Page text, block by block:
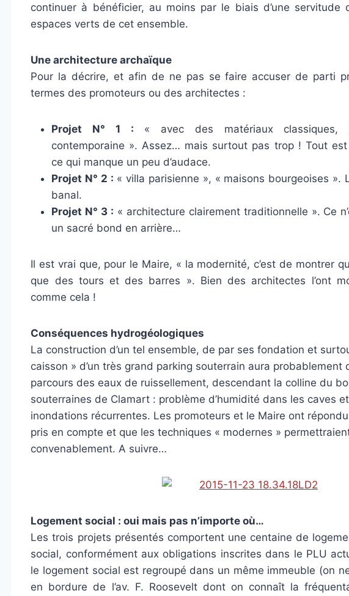
continuer à bénéficier, au moins par le biais d’une servitude
espaces verts de cet ensemble.
Une architecture archaïque
Pour la décrire, et afin de ne pas se faire accuser de parti
termes des promoteurs ou des architectes :
Projet N° 1 : « avec des matériaux classiques,
contemporaine ». Assez… mais surtout pas trop ! Tout
ce qui manque un peu d’audace.
Projet N° 2 : « villa parisienne », « maisons bourgeoises
banal.
Projet N° 3 : « architecture clairement traditionnelle ». Ce
un sacré bond en arrière…
Il est vrai que, pour le Maire, « la modernité, c’est de montrer
que des tours et des barres ». Bien des architectes l’ont
comme cela !
Conséquences hydrogéologiques
La construction d’un tel ensemble, de par ses fondation et
caisson » d’un très grand parking souterrain aura probablement
parcours des eaux de ruissellement, descendant la colline du
souterraines de Clamart : problème d’humidité dans les caves
inondations récurrentes. Les promoteurs et le Maire ont
pris en compte et que les techniques « modernes »
convenablement. A suivre…
Logement social : oui mais pas n’importe où…
Les trois projets présentés comportent une centaine de
social, conformément aux obligations inscrites dans le PLU
le logement social est regroupé dans un même immeuble (on
en bordure de l’av. F. Roosevelt dont on connaît la